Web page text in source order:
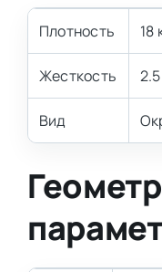
Плотность 18
Жесткость
Вид